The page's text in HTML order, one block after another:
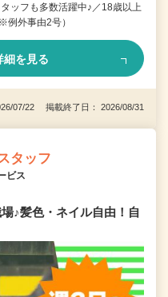
ッフも多数活躍中♪／18歳以上
外事由2号）
細を見る
07/22 掲載終了日： 2026/08/31
タッフ
ビス
♪髪色・ネイル自由！自